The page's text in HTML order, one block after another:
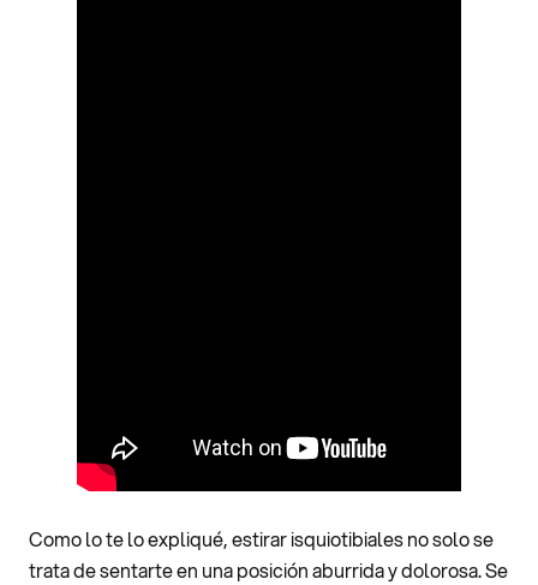
Como lo te lo expliqué, estirar isquiotibiales no solo se
trata de sentarte en una posición aburrida y dolorosa. Se